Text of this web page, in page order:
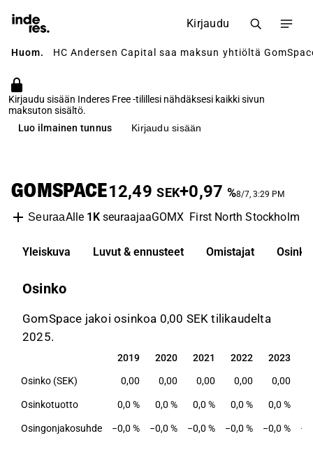
Kirjaudu
Huom. HC Andersen Capital saa maksun yhtiöltä
Kirjaudu sisään Inderes Free -tilillesi nähdäksesi kaikki sivun
maksuton sisältö.
Luo ilmainen tunnus
Kirjaudu sisään
GOMSPACE12,49 SEK+0,97 %8/7, 3:29 PM
SeuraaAlle 1KseuraajaaGOMX First North Stockholm
Yleiskuva Luvut & ennusteet Omistajat Osinko
Osinko
GomSpace jakoi osinkoa 0,00 SEK tilikaudelta
2025.
2019 2020 2021 2022 2023
2019 2020 2021 2022 2023
Osinko (SEK) 0,00 0,00 0,00 0,00 0,00
Osinkotuotto 0,0 % 0,0 % 0,0 % 0,0 % 0,0 %
Osingonjakosuhde −0,0 % −0,0 % −0,0 % −0,0 % −0,0 %